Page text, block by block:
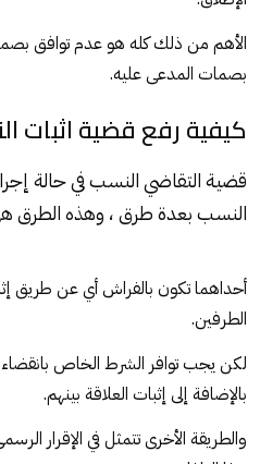
الأهم من ذلك كله هو عدم توافق
بصمات المدعى عليه.
كيفية رفع قضية اثبات
قضية التقاضي النسب في حالة
النسب بعدة طرق ، وهذه الطرق
أحداهما تكون بالفراش أي عن طريق
الطرفين.
لكن يجب توافر الشرط الخاص بانقضاء
بالإضافة إلى إثبات العلاقة بينهم.
والطريقة الأخرى تتمثل في الإقرار